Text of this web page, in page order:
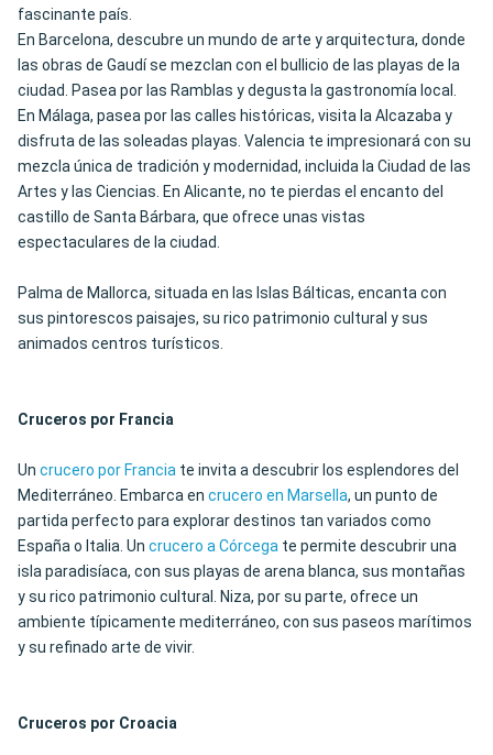
fascinante país.
En Barcelona, descubre un mundo de arte y arquitectura, donde
las obras de Gaudí se mezclan con el bullicio de las playas de la
ciudad. Pasea por las Ramblas y degusta la gastronomía local.
En Málaga, pasea por las calles históricas, visita la Alcazaba y
disfruta de las soleadas playas. Valencia te impresionará con su
mezcla única de tradición y modernidad, incluida la Ciudad de las
Artes y las Ciencias. En Alicante, no te pierdas el encanto del
castillo de Santa Bárbara, que ofrece unas vistas
espectaculares de la ciudad.
Palma de Mallorca, situada en las Islas Bálticas, encanta con
sus pintorescos paisajes, su rico patrimonio cultural y sus
animados centros turísticos.
Cruceros por Francia
Un crucero por Francia te invita a descubrir los esplendores del
Mediterráneo. Embarca en crucero en Marsella, un punto de
partida perfecto para explorar destinos tan variados como
España o Italia. Un crucero a Córcega te permite descubrir una
isla paradisíaca, con sus playas de arena blanca, sus montañas
y su rico patrimonio cultural. Niza, por su parte, ofrece un
ambiente típicamente mediterráneo, con sus paseos marítimos
y su refinado arte de vivir.
Cruceros por Croacia